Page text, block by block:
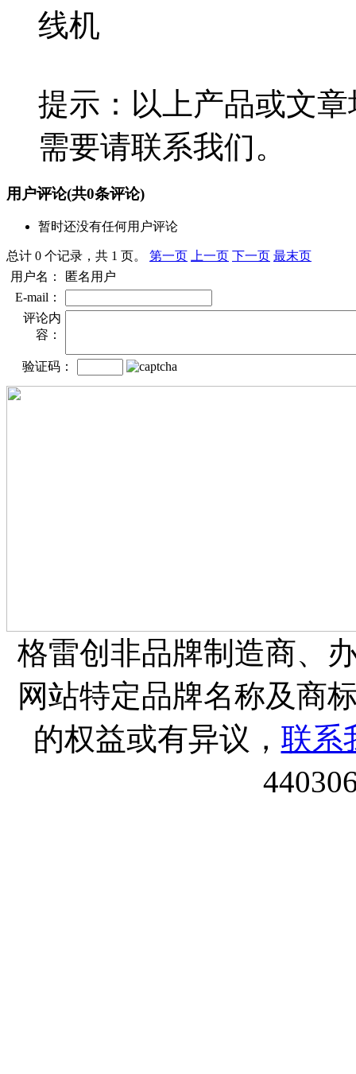
线机
提示：以上产品或文
需要请联系我们。
用户评论(共0条评论)
暂时还没有任何用户评论
总计 0 个记录，共 1 页。 第一页 上一页 下一页 最末页
用户名：
匿名用户
E-mail：
评论内
容：
验证码：
格雷创非品牌制造商、
网站特定品牌名称及商
的权益或有异议， 联系